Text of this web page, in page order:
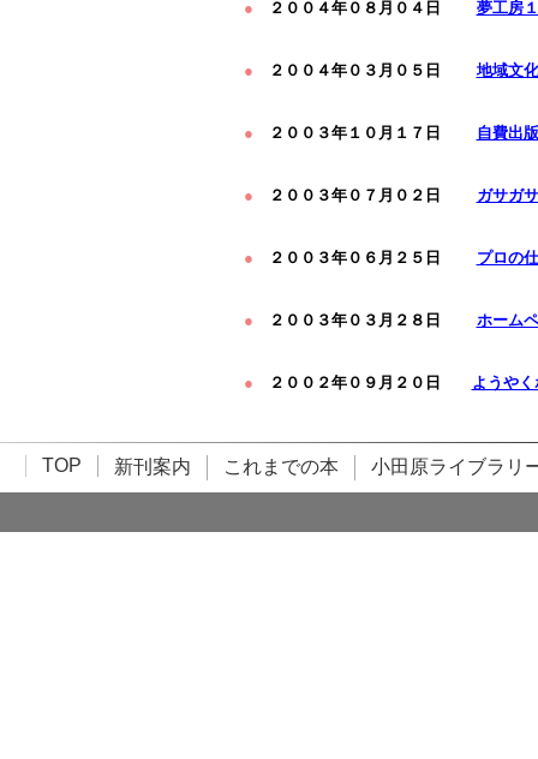
● ２００４年０８月０４日 夢工房
● ２００４年０３月０５日 地域文
● ２００３年１０月１７日 自費出
● ２００３年０７月０２日 ガサガ
● ２００３年０６月２５日 プロの
● ２００３年０３月２８日 ホーム
● ２００２年０９月２０日 ようや
TOP 新刊案内 これまでの本 小田原ライブラリ